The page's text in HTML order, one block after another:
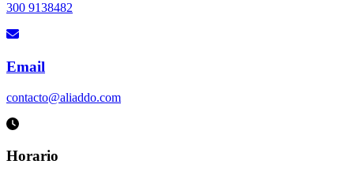
300 9138482
Email
contacto@aliaddo.com
Horario